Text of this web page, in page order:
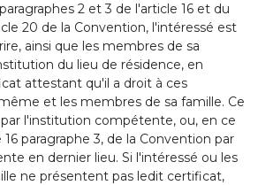
2 et 3 de l'article 16 et du
20 de la Convention, l'intéressé est
ainsi que les membres de sa
du lieu de résidence, en
attestant qu'il a droit à ces
et les membres de sa famille. Ce
l'institution compétente, ou, en ce
paragraphe 3, de la Convention par
en dernier lieu. Si l'intéressé ou les
ne présentent pas ledit certificat,